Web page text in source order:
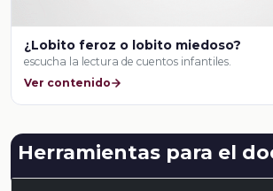
¿Lobito feroz o lobito miedoso?
escucha la lectura de cuentos infantiles.
Ver contenido
Herramientas para el